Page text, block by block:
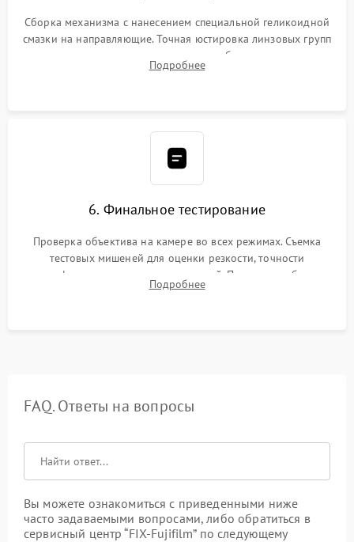
Сборка механизма с нанесением специальной геликоидной
смазки на направляющие. Точная юстировка линзовых групп
программным или механическим способом для устранения
бэк
Подробнее
6. Финальное тестирование
Проверка объектива на камере во всех режимах. Съемка
тестовых мишеней для оценки резкости, точности
автофокуса и отсутствия искажений. Проверка работы
диафрагмы на закрытых значениях и тестирование
Подробнее
FAQ. Ответы на вопросы
Вы можете ознакомиться с приведенными ниже
часто задаваемыми вопросами, либо обратиться в
сервисный центр “FIX-Fujifilm” по следующему